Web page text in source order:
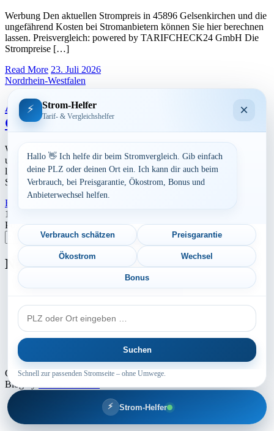
Werbung Den aktuellen Strompreis in 45896 Gelsenkirchen und die
ungefährend Kosten bei Stromanbietern können Sie hier berechnen
lassen. Preisvergleich: powered by TARIFCHECK24 GmbH Die
Strompreise […]
Read More 23. Juli 2026
Nordrhein-Westfalen
Aktuelle Strompreise in 45889
Gelsenkirchen
Werbung Den aktuellen Strompreis in 45889 Gelsenkirchen und die
ungefährend Kosten bei Stromanbietern können Sie hier berechnen
lassen. Preisvergleich: powered by TARIFCHECK24 GmbH Die
Strompreise […]
Read More
Seitennummerierung
der
Beiträge
1
Postleitzahl eingeben
Suchen
Neu berechnet
Aktuelle Strompreise in 25866 Mildstedt
Aktuelle Strompreise in 77790 Steinach
Aktuelle Strompreise in 67433 Neustadt an der Weinstraße
Copyright © 2024 - 2026 INTERMEDIA GROUP - Theme Marsh
Blog by
⚡ Strom-Helfer
⚡ Strom-Helfer
Tarif- & Vergleichshelfer ×
Hallo 👋 Ich helfe dir beim Stromvergleich. Gib einfach
deine PLZ oder deinen Ort ein. Ich kann dir auch beim
Verbrauch, bei Preisgarantie, Ökostrom, Bonus und
Anbieterwechsel helfen.
Verbrauch schätzen Preisgarantie
Ökostrom Wechsel
Bonus
PLZ
oder
Ort
Suchen
Schnell zur passenden Stromseite – ohne Umwege.